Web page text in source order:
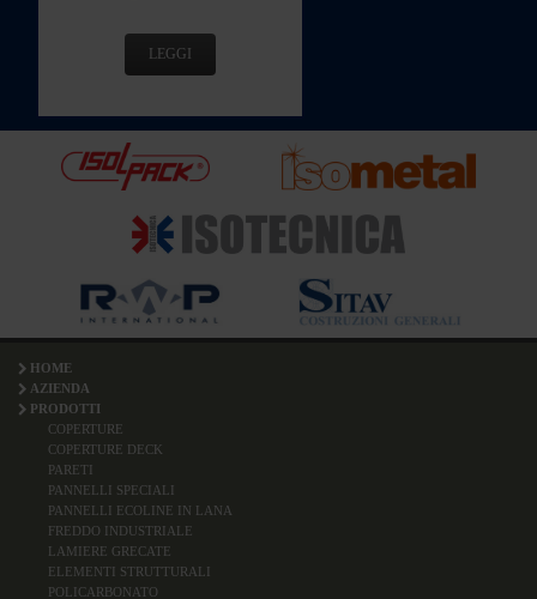
LEGGI
HOME
AZIENDA
PRODOTTI
COPERTURE
COPERTURE DECK
PARETI
PANNELLI SPECIALI
PANNELLI ECOLINE IN LANA
FREDDO INDUSTRIALE
LAMIERE GRECATE
ELEMENTI STRUTTURALI
POLICARBONATO